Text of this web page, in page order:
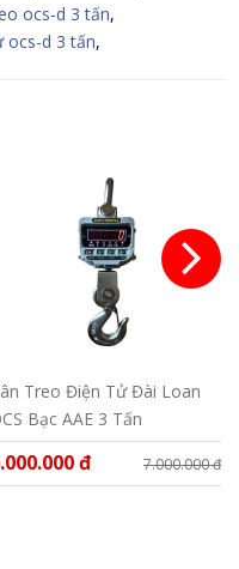
ocs-d 3 tấn,
ocs-d 3 tấn,
Treo Điện Tử Đài Loan
Bạc AAE 3 Tấn
đ 7.000.000 đ